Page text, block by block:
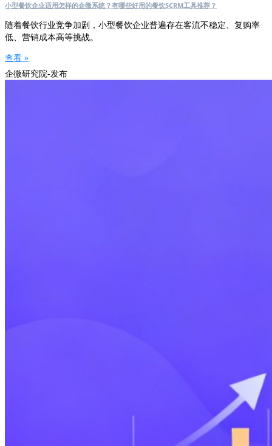
小型餐饮企业适用怎样的企微系统？有哪些好用的餐饮SCRM工具推荐？
随着餐饮行业竞争加剧，小型餐饮企业普遍存在客流不稳定、复购率
低、营销成本高等挑战。
查看 »
企微研究院-发布